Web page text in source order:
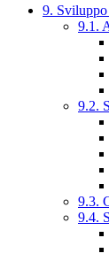
9. Sviluppo
9.1.
9.2.
9.3.
9.4.